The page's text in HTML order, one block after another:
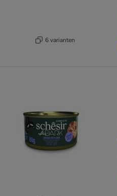
6 varianten